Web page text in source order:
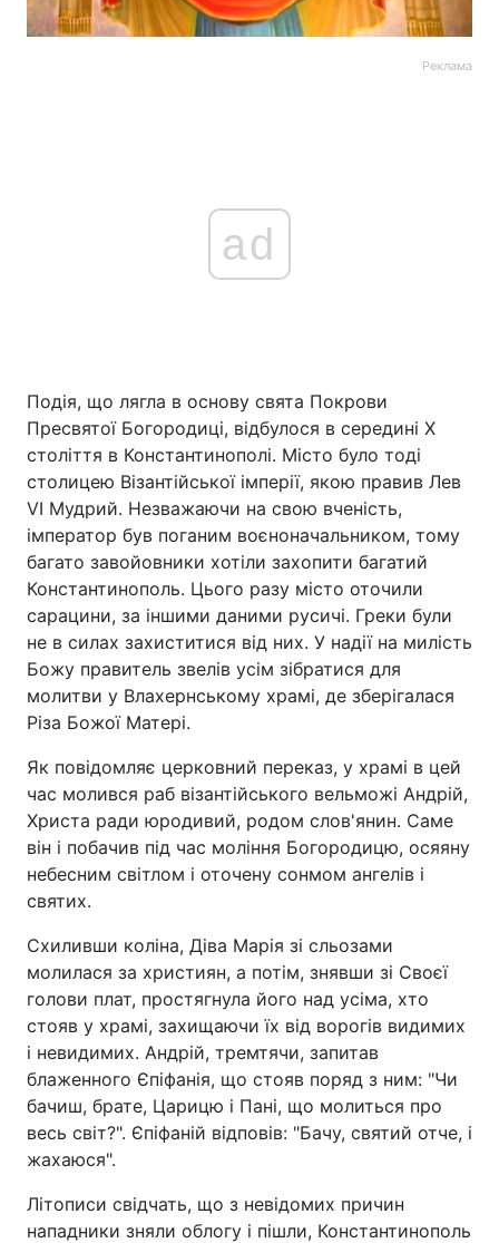
Реклама
ad
Подія, що лягла в основу свята Покрови
Пресвятої Богородиці, відбулося в середині X
століття в Константинополі. Місто було тоді
столицею Візантійської імперії, якою правив Лев
VI Мудрий. Незважаючи на свою вченість,
імператор був поганим воєноначальником, тому
багато завойовники хотіли захопити багатий
Константинополь. Цього разу місто оточили
сарацини, за іншими даними русичі. Греки були
не в силах захиститися від них. У надії на милість
Божу правитель звелів усім зібратися для
молитви у Влахернському храмі, де зберігалася
Різа Божої Матері.
Як повідомляє церковний переказ, у храмі в цей
час молився раб візантійського вельможі Андрій,
Христа ради юродивий, родом слов'янин. Саме
він і побачив під час моління Богородицю, осяяну
небесним світлом і оточену сонмом ангелів і
святих.
Схиливши коліна, Діва Марія зі сльозами
молилася за християн, а потім, знявши зі Своєї
голови плат, простягнула його над усіма, хто
стояв у храмі, захищаючи їх від ворогів видимих
і невидимих. Андрій, тремтячи, запитав
блаженного Єпіфанія, що стояв поряд з ним: "Чи
бачиш, брате, Царицю і Пані, що молиться про
весь світ?". Єпіфаній відповів: "Бачу, святий отче, і
жахаюся".
Літописи свідчать, що з невідомих причин
нападники зняли облогу і пішли, Константинополь